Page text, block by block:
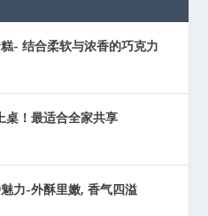
- 结合柔软与浓香的巧克力
桌！最适合全家共享
力-外酥里嫩, 香气四溢